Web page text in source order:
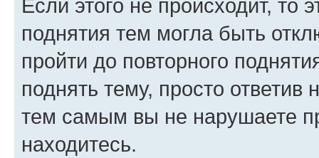
Если этого не происходит, то
поднятия тем могла быть
пройти до повторного
поднять тему, просто ответив
тем самым вы не нарушаете
находитесь.